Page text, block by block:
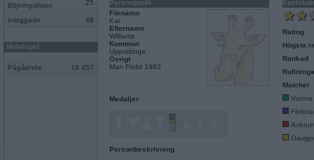
Böjningslistan
25
Inloggade 48
Mobilspel
Pågående 18 457
Personprofil
Förnamn
Kai
Efternamn
Williams
Kommun
Uppvidinge
Övrigt
Man Född 1982
Medaljer
Personbeskrivning
Rating
Högsta
Rankad
Matcher
Vunna